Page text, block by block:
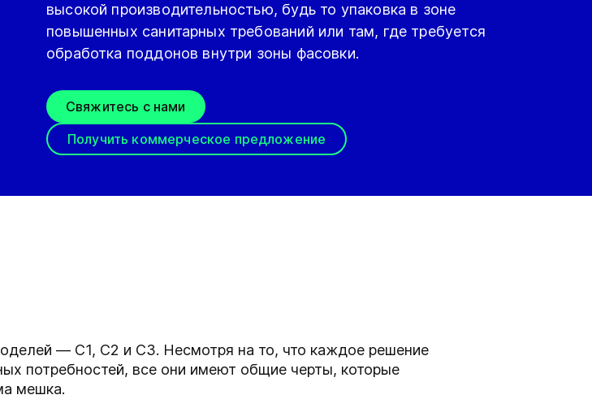
высокой производительностью, будь то упаковка в зоне
повышенных санитарных требований или там, где требуется
обработка поддонов внутри зоны фасовки.
Свяжитесь с нами
Получить коммерческое предложение
— C1, C2 и C3. Несмотря на то, что каждое решение
потребностей, все они имеют общие черты, которые
мешка.